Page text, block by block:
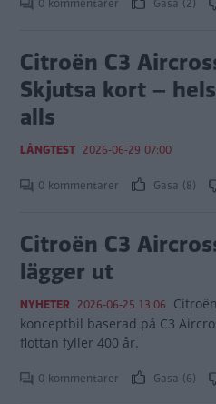
0 kommentarer Gasa (2)
Citroën C3
Skjutsa kort –
alls
LÅNGTEST 2026-06-29 07:00
0 kommentarer Gasa (8)
Citroën C3
lägger ut
NYHETER 2026-06-25 13:06
konceptbil baserad på C3
flottan fyller 400 år.
0 kommentarer Gasa (6)